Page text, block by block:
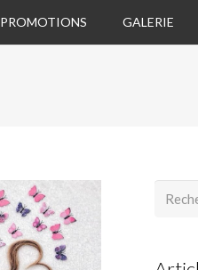
PROMOTIONS GALERIE